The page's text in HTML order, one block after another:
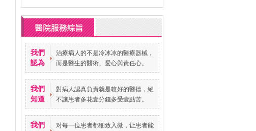
我們
認為
治療病人的不是冷冰冰的醫療器械，
而是醫生的醫術、愛心與責任心。
我們
知道
對病人認真負責就是較好的醫德，絕
不讓患者多花壹分錢多受壹點苦。
我們
对每一位患者都细致入微，让患者能